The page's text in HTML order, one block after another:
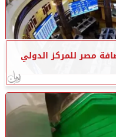
مصر للمركز الدولي